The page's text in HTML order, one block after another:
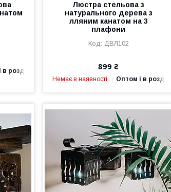
роздріб
Люстра стельова з
натурального дерева з
лляним канатом на 3
плафони
ДВЛ102
899 ₴
Немає в наявності Оптом і в роздріб